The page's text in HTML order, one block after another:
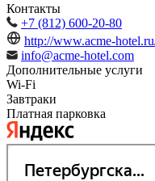
Контакты
+7 (812) 600-20-80
http://www.acme-
info@acme-hotel.com
Дополнительные услуги
Wi-Fi
Завтраки
Платная парковка